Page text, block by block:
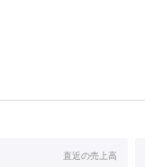
直近の売上高